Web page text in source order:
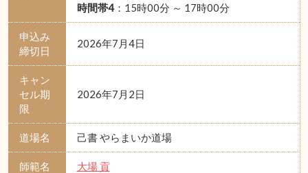
時間帯4：15時00分 ～ 17時00分
申込み
締切日
2026年7月4日
キャン
セル期
限
2026年7月2日
道場名 己書 やらまいか道場
師範名 大場 貢